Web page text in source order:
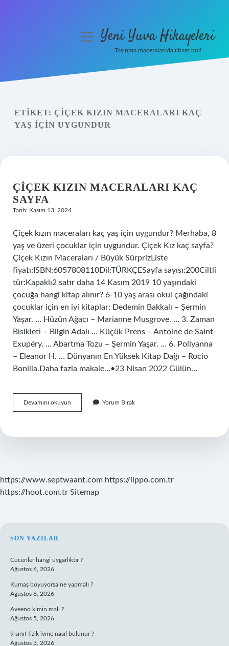
Yasal Uyarı
menüyüYeni Yuva Hikayeleri
Taşınma maceralarıyla ilham bul!
ETIKET: ÇIÇEK KIZIN MACERALARI KAÇ
YAŞ IÇIN UYGUNDUR
ÇIÇEK KIZIN MACERALARI KAÇ
SAYFA
Tarih: Kasım 13, 2024
Çiçek kızın maceraları kaç yaş için uygundur? Merhaba, 8
yaş ve üzeri çocuklar için uygundur. Çiçek Kız kaç sayfa?
Çiçek Kızın Maceraları / Büyük SürprizListe
fiyatı:ISBN:6057808110Dil:TÜRKÇESayfa sayısı:200Ciltli
tür:Kapaklı2 satır daha 14 Kasım 2019 10 yaşındaki
çocuğa hangi kitap alınır? 6-10 yaş arası okul çağındaki
çocuklar için en iyi kitaplar: Dedemin Bakkalı – Şermin
Yaşar. … Hüzün Ağacı – Marianne Musgrove. … 3. Zaman
Bisikleti – Bilgin Adalı … Küçük Prens – Antoine de Saint-
Exupéry. … Abartma Tozu – Şermin Yaşar. … 6. Pollyanna
– Eleanor H. … Dünyanın En Yüksek Kitap Dağı – Rocio
Bonilla.Daha fazla makale…•23 Nisan 2022 Gülün…
Devamını okuyun
Kızın
Sayfa
Yorum Bırak
https://www.septwaant.com https://lippo.com.tr
https://hoot.com.tr Sitemap
SIDEBAR
SON YAZILAR
Cücenler hangi uygarlıktır ?
Ağustos 6, 2026
Kumaş boyuyorsa ne yapmalı ?
Ağustos 6, 2026
Aveeno kimin malı ?
Ağustos 5, 2026
9 sınıf fizik ivme nasıl bulunur ?
Ağustos 3, 2026